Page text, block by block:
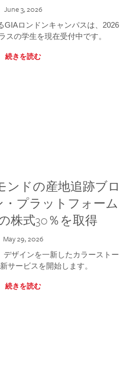
June 3, 2026
GIAロンドンキャンパスは、2026
スの学生を現在受付中です。
続きを読む
ンドの産地追跡ブロ
プラットフォーム
の株式30％を取得
May 29, 2026
デザインを一新したカラーストー
サービスを開始します。
続きを読む